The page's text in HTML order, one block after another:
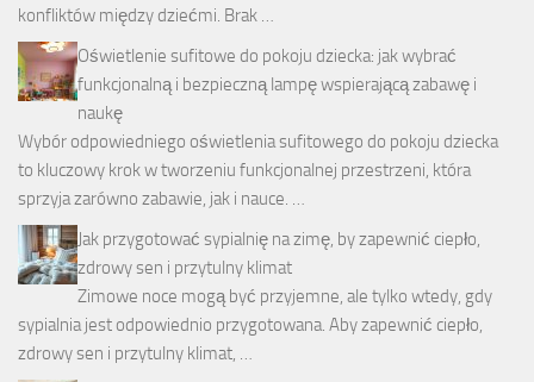
konfliktów między dziećmi. Brak …
Oświetlenie sufitowe do pokoju dziecka: jak wybrać
funkcjonalną i bezpieczną lampę wspierającą zabawę i
naukę
Wybór odpowiedniego oświetlenia sufitowego do pokoju dziecka
to kluczowy krok w tworzeniu funkcjonalnej przestrzeni, która
sprzyja zarówno zabawie, jak i nauce. …
Jak przygotować sypialnię na zimę, by zapewnić ciepło,
zdrowy sen i przytulny klimat
Zimowe noce mogą być przyjemne, ale tylko wtedy, gdy
sypialnia jest odpowiednio przygotowana. Aby zapewnić ciepło,
zdrowy sen i przytulny klimat, …